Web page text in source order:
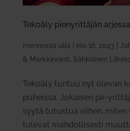
Tekoäly pie­ny­rit­täjän arjessa
mennessä ulla elo 16, 2023
& Markkinointi, Sähköinen
Tekoäly tuntuu nyt olevan
puheissa. Jokaisen pk-
syytä tutustua siihen,
tulevat mah­dol­li­sesti